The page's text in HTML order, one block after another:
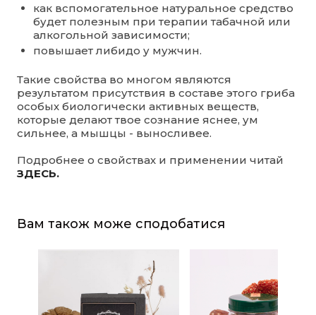
как вспомогательное натуральное средство
будет полезным при терапии табачной или
алкогольной зависимости;
повышает либидо у мужчин.
Такие свойства во многом являются
результатом присутствия в составе этого гриба
особых биологически активных веществ,
которые делают твое сознание яснее, ум
сильнее, а мышцы - выносливее.
Подробнее о свойствах и применении читай
ЗДЕСЬ.
Вам також може сподобатися